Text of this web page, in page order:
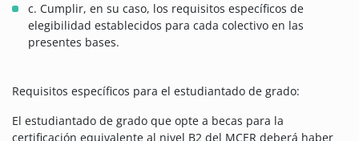
c. Cumplir, en su caso, los requisitos específicos de
elegibilidad establecidos para cada colectivo en las
presentes bases.
Requisitos específicos para el estudiantado de grado:
El estudiantado de grado que opte a becas para la
certificación equivalente al nivel B2 del MCER deberá haber